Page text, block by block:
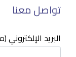
تواصل معنا
البريد